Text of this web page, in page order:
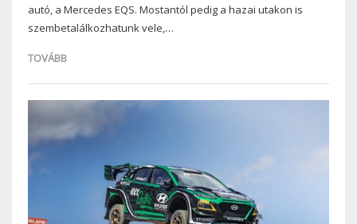
autó, a Mercedes EQS. Mostantól pedig a hazai utakon is
szembetalálkozhatunk vele,…
TOVÁBB